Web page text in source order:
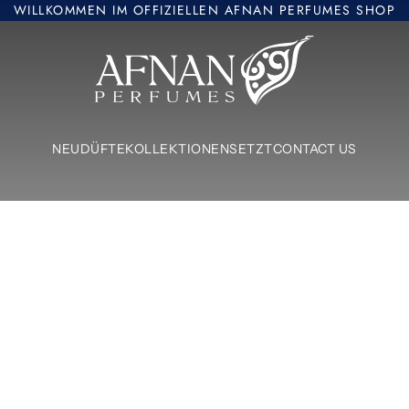
WILLKOMMEN IM OFFIZIELLEN AFNAN PERFUMES SHOP
NEUDÜFTEKOLLEKTIONENSETZTCONTACT US